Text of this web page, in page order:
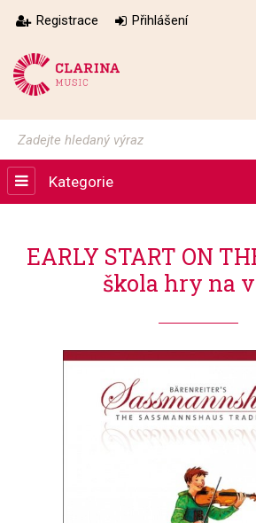
Registrace Přihlášení
Kategorie
EARLY START ON
škola hry na